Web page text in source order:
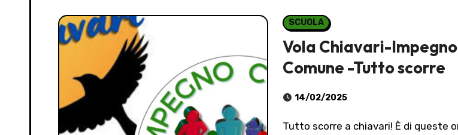
SCUOLA
Vola Chiavari-Impegno
Comune -Tutto scorre
14/02/2025
Tutto scorre a chiavari! È di queste ore la